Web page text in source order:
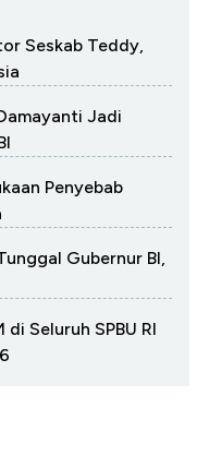
Seskab Teddy,
Jadi
Penyebab
Gubernur BI,
Seluruh SPBU RI